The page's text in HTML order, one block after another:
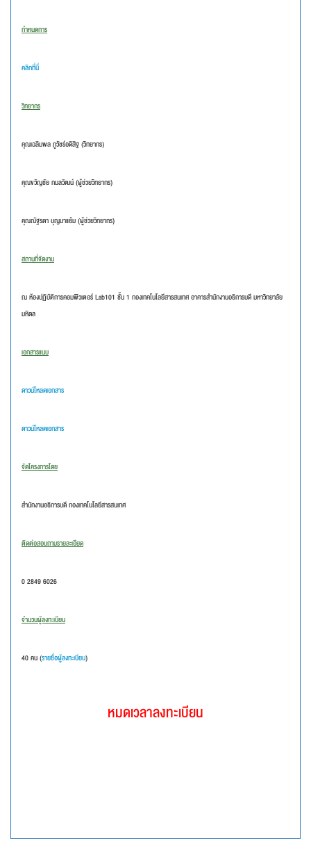
กำหนดการ
คลิกที่นี่
วิทยากร
คุณเฉลิมพล ภูวัชร์อดิสิฐ (วิทยากร)
คุณขวัญชัย กมลวัฒน์ (ผู้ช่วยวิทยากร)
คุณณัฐรดา บุญมาแย้ม (ผู้ช่วยวิทยากร)
สถานที่จัดงาน
ณ ห้องปฏิบัติการคอมพิวเตอร์ Lab101 ชั้น 1 กองเทคโนโลยีสารสนเทศ อาคารสำนักงานอธิการบดี มหาวิทยาลัย
มหิดล
เอกสารแนบ
ดาวน์โหลดเอกสาร
ดาวน์โหลดเอกสาร
จัดโครงการโดย
สำนักงานอธิการบดี กองเทคโนโลยีสารสนเทศ
ติดต่อสอบถามรายละเอียด
0 2849 6026
จำนวนผู้ลงทะเบียน
40 คน (รายชื่อผู้ลงทะเบียน)
หมดเวลาลงทะเบียน